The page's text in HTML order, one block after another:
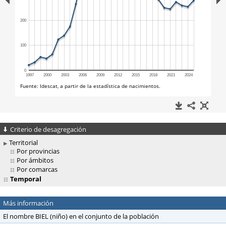
Criterio de desagregación
Territorial
Por provincias
Por ámbitos
Por comarcas
Temporal
Más información
El nombre BIEL (niño) en el conjunto de la población